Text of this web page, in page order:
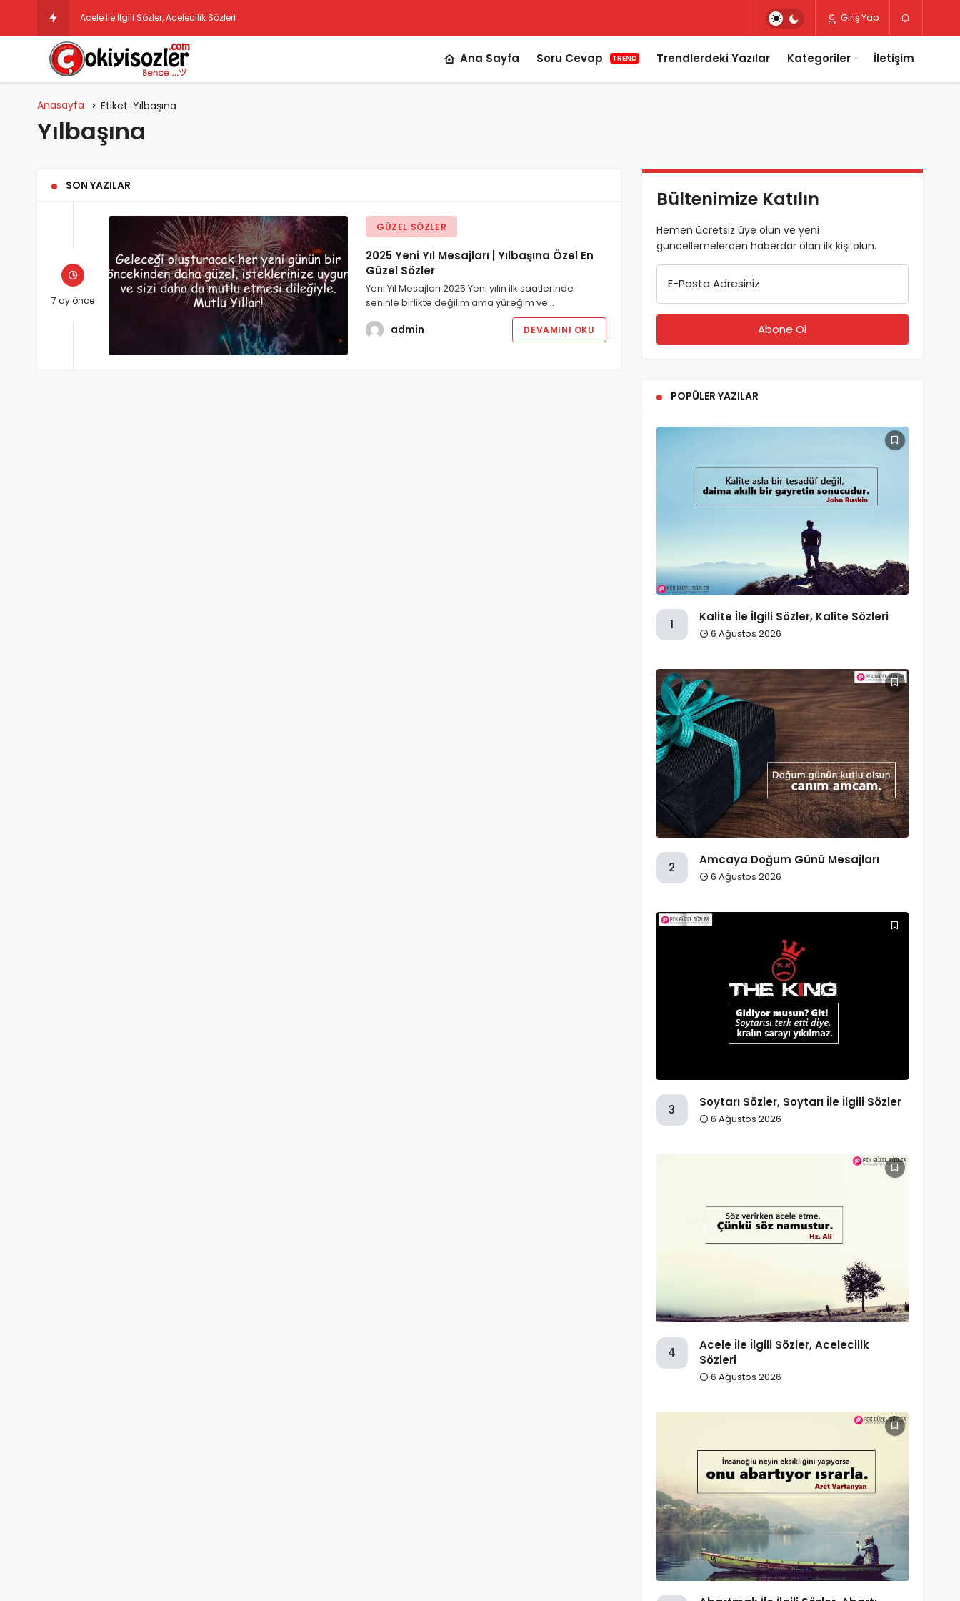
Acele İle İlgili Sözler, Acelecilik Sözleri Giriş Yap
Ana Sayfa Soru Cevap TREND Trendlerdeki Yazılar Kategoriler İletişim
Anasayfa Etiket: Yılbaşına
Yılbaşına
SON YAZILAR
7 ay önce
GÜZEL SÖZLER
2025 Yeni Yıl Mesajları | Yılbaşına Özel En
Güzel Sözler
Yeni Yıl Mesajları 2025 Yeni yılın ilk saatlerinde
seninle birlikte değilim ama yüreğim ve…
admin DEVAMINI OKU
Bültenimize Katılın
Hemen ücretsiz üye olun ve yeni
güncellemelerden haberdar olan ilk kişi olun.
E-Posta Adresiniz
POPÜLER YAZILAR
1
Kalite İle İlgili Sözler, Kalite Sözleri
6 Ağustos 2026
2
Amcaya Doğum Günü Mesajları
6 Ağustos 2026
3
Soytarı Sözler, Soytarı İle İlgili Sözler
6 Ağustos 2026
4
Acele İle İlgili Sözler, Acelecilik
Sözleri
6 Ağustos 2026